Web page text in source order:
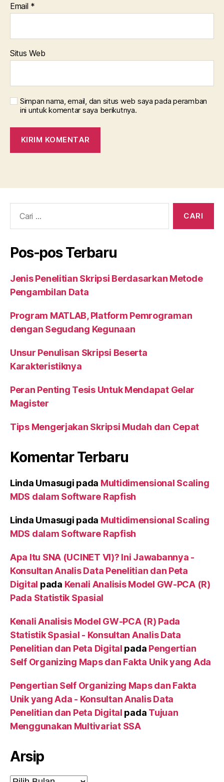
Email *
Situs Web
Simpan nama, email, dan situs web saya pada peramban
ini untuk komentar saya berikutnya.
Pos-pos Terbaru
Jenis Penelitian Skripsi Berdasarkan Metode
Pengambilan Data
Program MATLAB, Platform Pemrograman
dengan Segudang Kegunaan
Unsur Penulisan Skripsi Beserta
Karakteristiknya
Peran Penting Tesis Untuk Mendapat Gelar
Magister
Tips Mengerjakan Skripsi Mudah dan Cepat
Komentar Terbaru
Linda Umasugi pada Multidimensional Scaling
MDS dalam Software Rapfish
Linda Umasugi pada Multidimensional Scaling
MDS dalam Software Rapfish
Apa Itu SNA (UCINET VI)? Ini Jawabannya -
Konsultan Analis Data Penelitian dan Peta
Digital pada Kenali Analisis Model GW-PCA (R)
Pada Statistik Spasial
Kenali Analisis Model GW-PCA (R) Pada
Statistik Spasial - Konsultan Analis Data
Penelitian dan Peta Digital pada Pengertian
Self Organizing Maps dan Fakta Unik yang Ada
Pengertian Self Organizing Maps dan Fakta
Unik yang Ada - Konsultan Analis Data
Penelitian dan Peta Digital pada Tujuan
Menggunakan Multivariat SSA
Arsip
Arsip